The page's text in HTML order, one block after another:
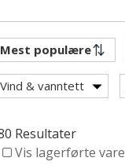
Safety Footwear
Ergodyne
handsker
Vind & vanntett
Resultater
Vis lagerførte